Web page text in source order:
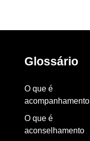
Glossário
O que é
acompanhamento
O que é
aconselhamento